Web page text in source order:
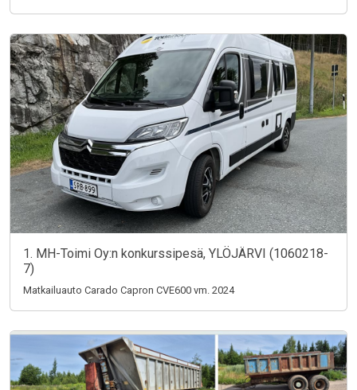
1. MH-Toimi Oy:n konkurssipesä, YLÖJÄRVI (1060218-
7)
Matkailuauto Carado Capron CVE600 vm. 2024